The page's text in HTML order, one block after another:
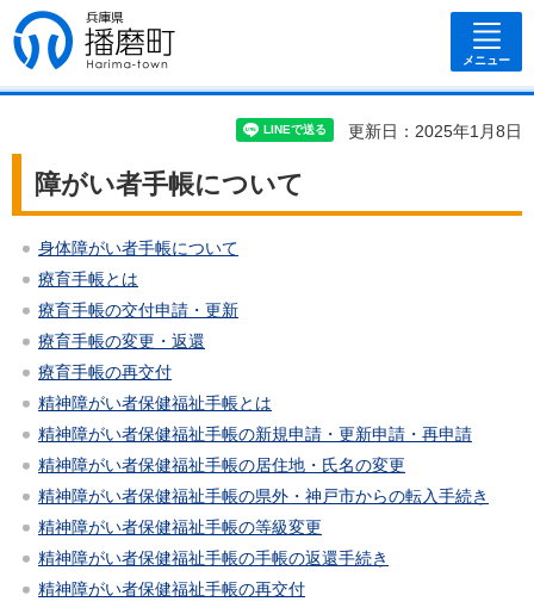
兵庫県 播磨
町
メニュー
更新日：2025年1月8日
障がい者手帳について
身体障がい者手帳について
療育手帳とは
療育手帳の交付申請・更新
療育手帳の変更・返還
療育手帳の再交付
精神障がい者保健福祉手帳とは
精神障がい者保健福祉手帳の新規申請・更新申請・再申請
精神障がい者保健福祉手帳の居住地・氏名の変更
精神障がい者保健福祉手帳の県外・神戸市からの転入手続き
精神障がい者保健福祉手帳の等級変更
精神障がい者保健福祉手帳の手帳の返還手続き
精神障がい者保健福祉手帳の再交付